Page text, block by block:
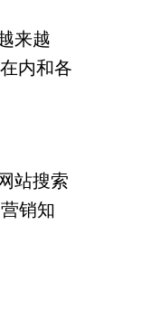
来越
内和各
站搜索
销知